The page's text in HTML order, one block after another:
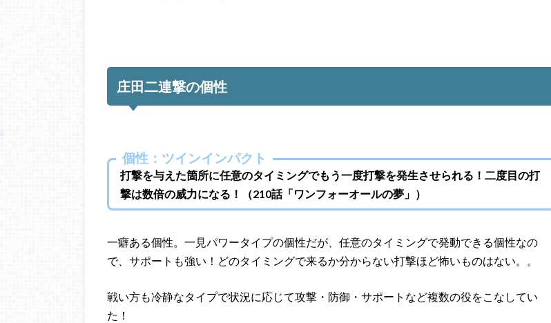
庄田二連撃の個性
個性：ツインインパクト
打撃を与えた箇所に任意のタイミングでもう一度打撃を発生させられる！二度目の打
撃は数倍の威力になる！（210話「ワンフォーオールの夢」）
一癖ある個性。一見パワータイプの個性だが、任意のタイミングで発動できる個性なの
で、サポートも強い！どのタイミングで来るか分からない打撃ほど怖いものはない。。
戦い方も冷静なタイプで状況に応じて攻撃・防御・サポートなど複数の役をこなしてい
た！